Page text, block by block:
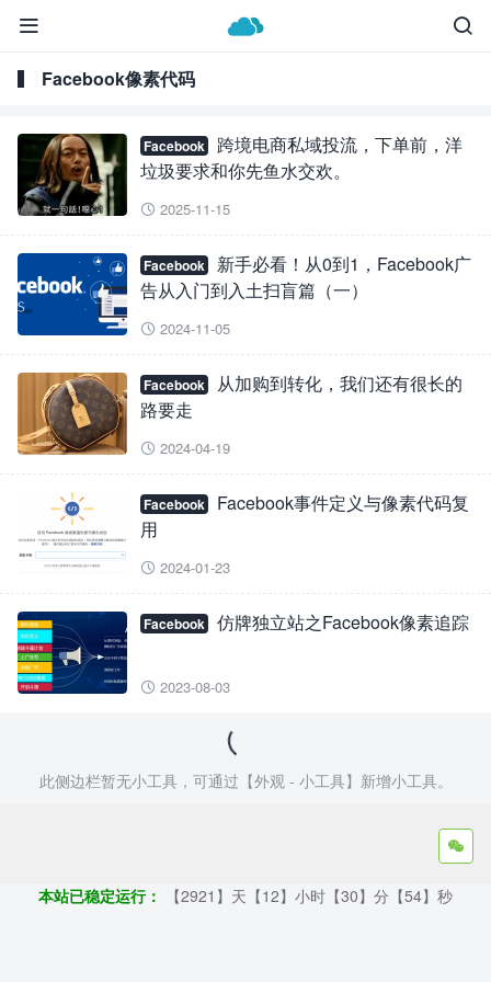


Facebook像素代码
Facebook
跨境电商私域投流，下单前，洋
垃圾要求和你先鱼水交欢。
 2025-11-15
Facebook
新手必看！从0到1，Facebook广
告从入门到入土扫盲篇（一）
 2024-11-05
Facebook
从加购到转化，我们还有很长的
路要走
 2024-04-19
Facebook
Facebook事件定义与像素代码复
用
 2024-01-23
Facebook 仿牌独立站之Facebook像素追踪
 2023-08-03
此侧边栏暂无小工具，可通过【外观 - 小工具】新增小工具。

Copyright ©2009 - 2023 | 外贸帮手 - 100%原创仿牌行业第一资讯
本站已稳定运行：
【2921】天【12】小时【30】分【54】秒